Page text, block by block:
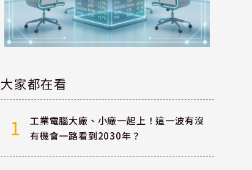
大家都在看
1
工業電腦大廠、小廠一起上！這一波有沒
有機會一路看到2030年？